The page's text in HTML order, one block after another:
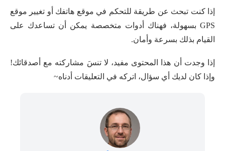
إذا كنت تبحث عن طريقة للتحكم في موقع هاتفك أو تغيير موقع
GPS بسهولة، فهناك أدوات متخصصة يمكن أن تساعدك على
القيام بذلك بسرعة وأمان.
إذا وجدت أن هذا المحتوى مفيد، لا تنسَ مشاركته مع أصدقائك!
وإذا كان لديك أي سؤال، اتركه في التعليقات أدناه~